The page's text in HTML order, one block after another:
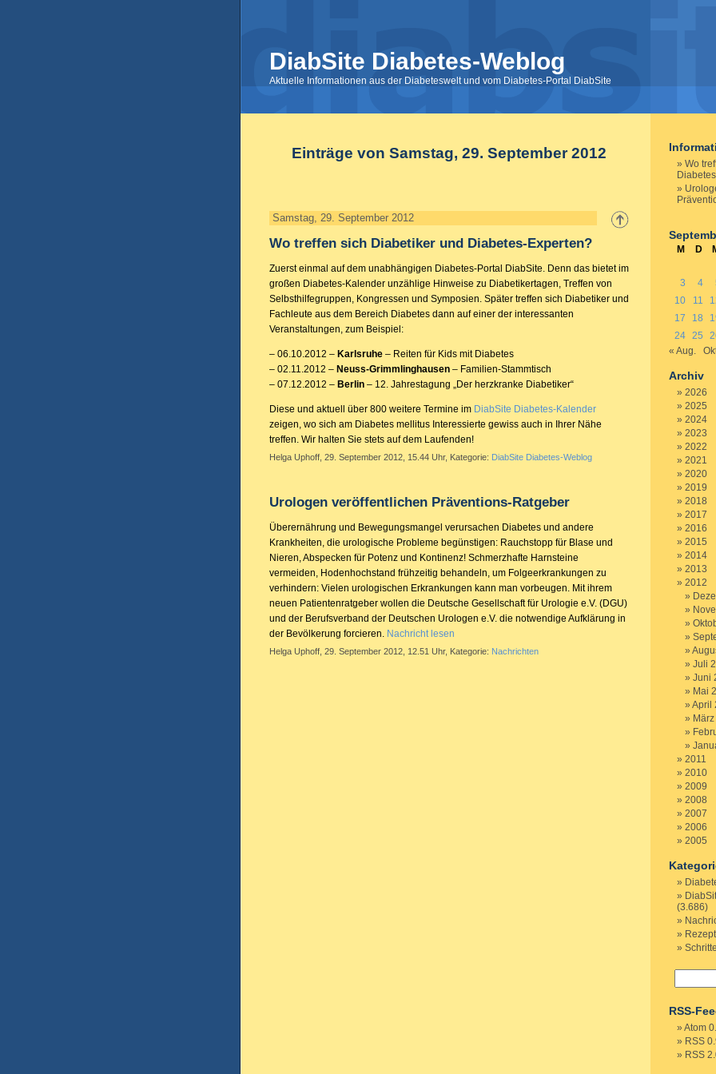
DiabSite Diabetes-Weblog
Aktuelle Informationen aus der Diabeteswelt und vom Diabetes-Portal DiabSite
Einträge von Samstag, 29. September 2012
Samstag, 29. September 2012
Wo treffen sich Diabetiker und Diabetes-Experten?
Zuerst einmal auf dem unabhängigen Diabetes-Portal DiabSite. Denn das bietet im
großen Diabetes-Kalender unzählige Hinweise zu Diabetikertagen, Treffen von
Selbsthilfegruppen, Kongressen und Symposien. Später treffen sich Diabetiker und
Fachleute aus dem Bereich Diabetes dann auf einer der interessanten
Veranstaltungen, zum Beispiel:
– 06.10.2012 – Karlsruhe – Reiten für Kids mit Diabetes
– 02.11.2012 – Neuss-Grimmlinghausen – Familien-Stammtisch
– 07.12.2012 – Berlin – 12. Jahrestagung „Der herzkranke Diabetiker“
Diese und aktuell über 800 weitere Termine im DiabSite Diabetes-Kalender
zeigen, wo sich am Diabetes mellitus Interessierte gewiss auch in Ihrer Nähe
treffen. Wir halten Sie stets auf dem Laufenden!
Helga Uphoff, 29. September 2012, 15.44 Uhr, Kategorie: DiabSite Diabetes-Weblog
Urologen veröffentlichen Präventions-Ratgeber
Überernährung und Bewegungsmangel verursachen Diabetes und andere
Krankheiten, die urologische Probleme begünstigen: Rauchstopp für Blase und
Nieren, Abspecken für Potenz und Kontinenz! Schmerzhafte Harnsteine
vermeiden, Hodenhochstand frühzeitig behandeln, um Folgeerkrankungen zu
verhindern: Vielen urologischen Erkrankungen kann man vorbeugen. Mit ihrem
neuen Patientenratgeber wollen die Deutsche Gesellschaft für Urologie e.V. (DGU)
und der Berufsverband der Deutschen Urologen e.V. die notwendige Aufklärung in
der Bevölkerung forcieren. Nachricht lesen
Helga Uphoff, 29. September 2012, 12.51 Uhr, Kategorie: Nachrichten
Wo
M D
3
4
10
11
17
18
24 25
« Aug.
Archiv
2026
2025
2024
2023
2022
2021
2020
2019
2018
2017
2016
2015
2014
2013
2012
Juli
Juni
Mai
April
2011
2010
2009
2008
2007
2006
2005
(3.686)
RSS-
Atom
RSS
RSS